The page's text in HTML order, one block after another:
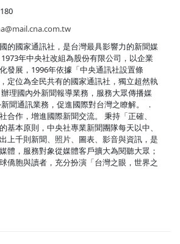
的國家通訊社，是台灣最具影響力的新聞媒
年中央社改組為股份有限公司，以企業
發展，1996年依據「中央通訊社設置條
定位為全民共有的國家通訊社，獨立超然執
理國內外新聞報導業務，服務大眾傳播媒
聞通訊業務，促進國際對台灣之瞭解。 ．
合作，增進國際新聞交流。 秉持「正確、
基本原則，中央社專業新聞團隊每天以中、
上千則新聞、照片、圖表、影音與資訊，是
體，服務對象從媒體客戶擴大為閱聽大眾；
僑胞與讀者，充分扮演「台灣之眼，世界之